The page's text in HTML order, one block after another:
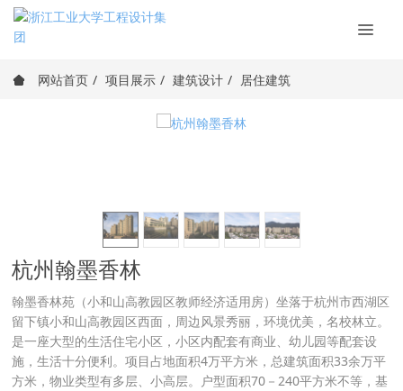
网站首页 项目展示 建筑设计 居住建筑
杭州翰墨香林
翰墨香林苑（小和山高教园区教师经济适用房）坐落于杭州市西湖区
留下镇小和山高教园区西面，周边风景秀丽，环境优美，名校林立。
是一座大型的生活住宅小区，小区内配套有商业、幼儿园等配套设
施，生活十分便利。项目占地面积4万平方米，总建筑面积33余万平
方米，物业类型有多层、小高层。户型面积70－240平方米不等，基